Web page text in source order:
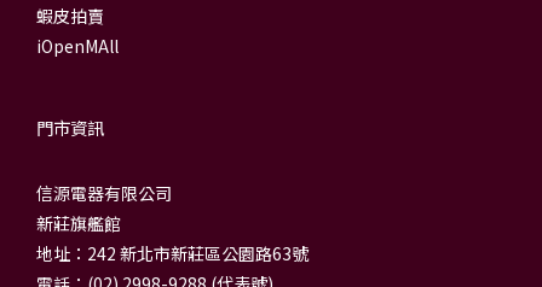
蝦皮拍賣
iOpenMAll
門市資訊
信源電器有限公司
新莊旗艦館
地址：242 新北市新莊區公園路63號